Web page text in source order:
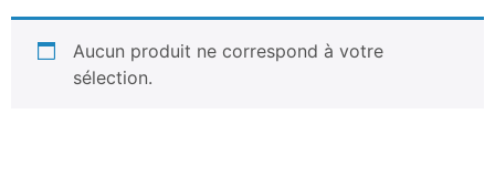
Aucun produit ne correspond à votre
sélection.